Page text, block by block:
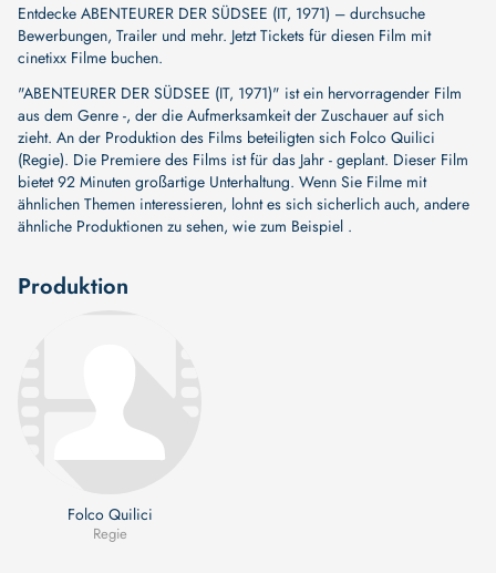
Entdecke ABENTEURER DER SÜDSEE (IT, 1971) – durchsuche
Bewerbungen, Trailer und mehr. Jetzt Tickets für diesen Film mit
cinetixx Filme buchen.
"ABENTEURER DER SÜDSEE (IT, 1971)" ist ein hervorragender Film
aus dem Genre -, der die Aufmerksamkeit der Zuschauer auf sich
zieht. An der Produktion des Films beteiligten sich Folco Quilici
(Regie). Die Premiere des Films ist für das Jahr - geplant. Dieser Film
bietet 92 Minuten großartige Unterhaltung. Wenn Sie Filme mit
ähnlichen Themen interessieren, lohnt es sich sicherlich auch, andere
ähnliche Produktionen zu sehen, wie zum Beispiel .
Produktion
Folco Quilici
Regie